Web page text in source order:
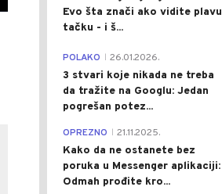
Evo šta znači ako vidite plavu
tačku - i š...
POLAKO 26.01.2026.
3 stvari koje nikada ne treba
da tražite na Googlu: Jedan
pogrešan potez...
OPREZNO 21.11.2025.
Kako da ne ostanete bez
poruka u Messenger aplikaciji:
Odmah prođite kro...